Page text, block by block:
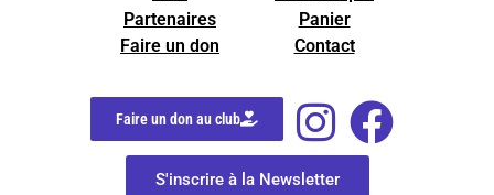
Partenaires
Faire un don
Panier
Contact
Faire un don au club
S'inscrire à la Newsletter